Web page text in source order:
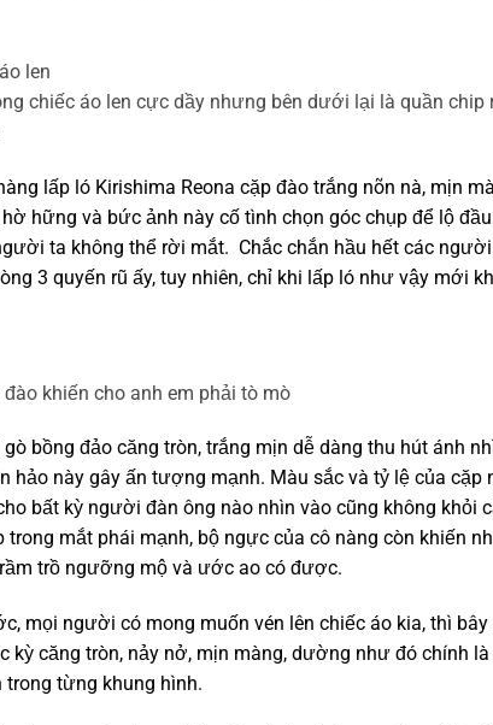
chiếc áo len cực dầy nhưng bên dưới lại là quần
lấp ló Kirishima Reona cặp đào trắng nõn nà, mịn
hững và bức ảnh này cố tình chọn góc chụp để lộ
ta không thể rời mắt. Chắc chắn hầu hết các
3 quyến rũ ấy, tuy nhiên, chỉ khi lấp ló như vậy mới
khiến cho anh em phải tò mò
bồng đảo căng tròn, trắng mịn dễ dàng thu hút ánh
hảo này gây ấn tượng mạnh. Màu sắc và tỷ lệ của cặp
bất kỳ người đàn ông nào nhìn vào cũng không khỏi
trong mắt phái mạnh, bộ ngực của cô nàng còn khiến
trồ ngưỡng mộ và ước ao có được.
mọi người có mong muốn vén lên chiếc áo kia, thì
kỳ căng tròn, nảy nở, mịn màng, dường như đó chính
từng khung hình.